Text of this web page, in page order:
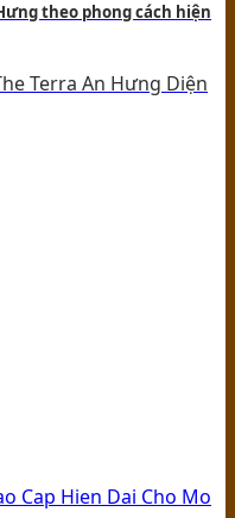
theo phong cách hiện
Terra An Hưng Diện